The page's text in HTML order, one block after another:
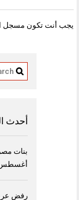
يجب أنت تكون مسجل
أحدث
بنات
أغسطس 6,
رفض